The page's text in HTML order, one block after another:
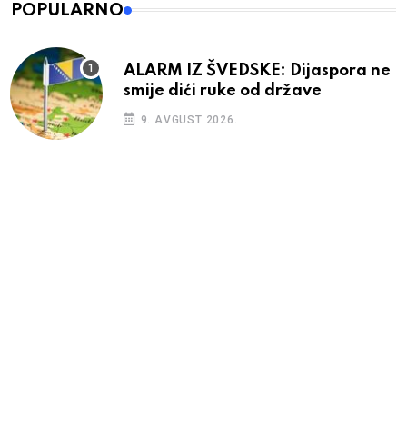
POPULARNO
ALARM IZ ŠVEDSKE: Dijaspora ne
smije dići ruke od države
9. AVGUST 2026.